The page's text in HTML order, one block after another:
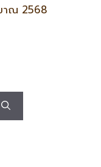
าณ 2568